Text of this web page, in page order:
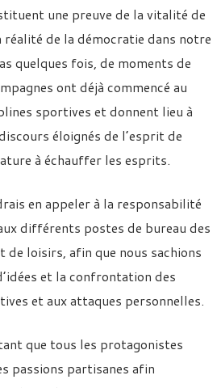
une preuve de la vitalité de
de la démocratie dans notre
quelques fois, de moments de
ont déjà commencé au
sportives et donnent lieu à
éloignés de l’esprit de
à échauffer les esprits.
en appeler à la responsabilité
différents postes de bureau des
loisirs, afin que nous sachions
et la confrontation des
et aux attaques personnelles.
que tous les protagonistes
passions partisanes afin